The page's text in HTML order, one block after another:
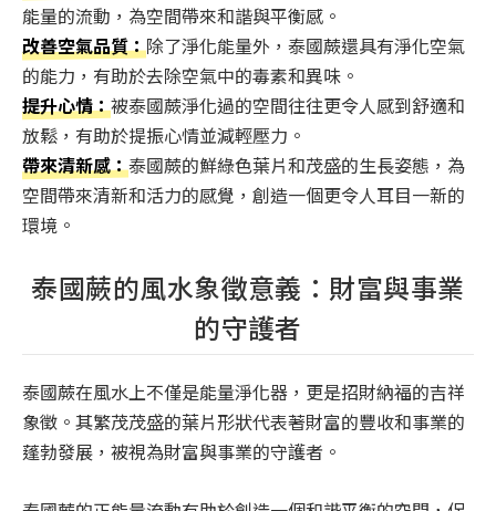
能量的流動，為空間帶來和諧與平衡感。
改善空氣品質：除了淨化能量外，泰國蕨還具有淨化空氣
的能力，有助於去除空氣中的毒素和異味。
提升心情：被泰國蕨淨化過的空間往往更令人感到舒適和
放鬆，有助於提振心情並減輕壓力。
帶來清新感：泰國蕨的鮮綠色葉片和茂盛的生長姿態，為
空間帶來清新和活力的感覺，創造一個更令人耳目一新的
環境。
泰國蕨的風水象徵意義：財富與事業
的守護者
泰國蕨在風水上不僅是能量淨化器，更是招財納福的吉祥
象徵。其繁茂茂盛的葉片形狀代表著財富的豐收和事業的
蓬勃發展，被視為財富與事業的守護者。